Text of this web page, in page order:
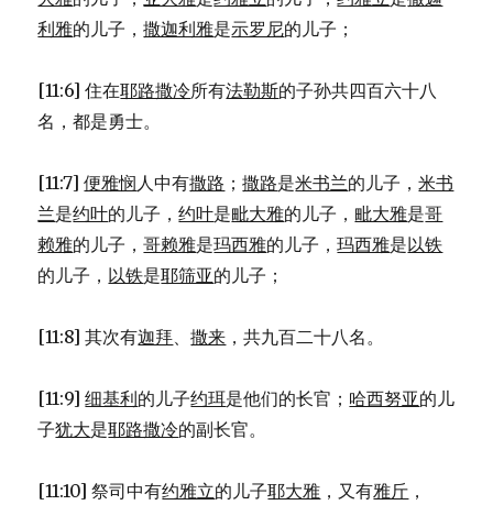
利雅的儿子，撒迦利雅是示罗尼的儿子；
[11:6] 住在耶路撒冷所有法勒斯的子孙共四百六十八
名，都是勇士。
[11:7]便雅悯人中有撒路 ；撒路是米书兰的儿子，米书
兰是约叶的儿子，约叶是毗大雅的儿子， 毗大雅是哥
赖雅的儿子，哥赖雅是玛西雅的儿子，玛西雅是以铁
的儿子， 以铁是耶筛亚的儿子；
[11:8] 其次有迦拜、撒来 ，共九百二十八名。
[11:9]细基利的儿子约珥是他们的长官； 哈西努亚的儿
子犹大是耶路撒冷的副长官。
[11:10] 祭司中有约雅立的儿子耶大雅 ，又有雅斤 ，